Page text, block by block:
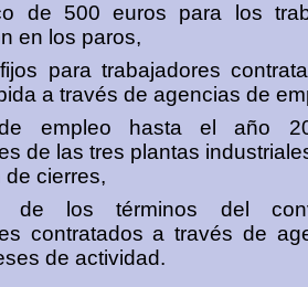
de 500 euros para los
en los paros,
para trabajadores
a través de agencias de
empleo hasta el año
de las tres plantas
de cierres,
de los términos del
contratados a través de
de actividad.